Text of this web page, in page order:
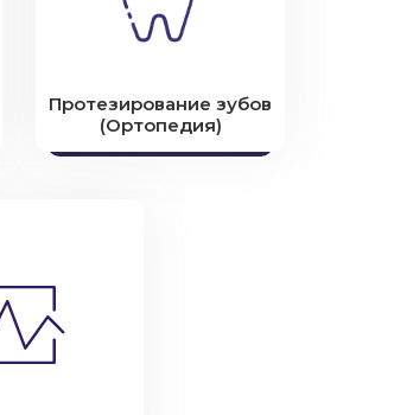
Протезирование зубов
(Ортопедия)